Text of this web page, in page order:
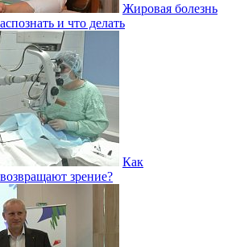
Жировая болезнь
и что делать
Как
зрение?